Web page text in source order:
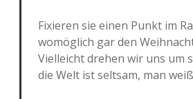
Fixie­ren sie einen Punkt im
womög­lich gar den
Viel­leicht drehen wir uns um
die Welt ist selt­sam, man